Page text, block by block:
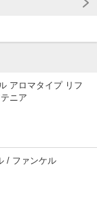
20代 / イエベ
20代 / イエベ
代 / ブルベ
アロマタイプ リフ
ニア
/ ファンケル